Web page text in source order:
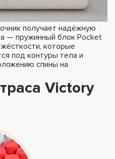
получает надёжную
— пружинный блок Pocket
которые
под контуры тела и
спины на
Victory